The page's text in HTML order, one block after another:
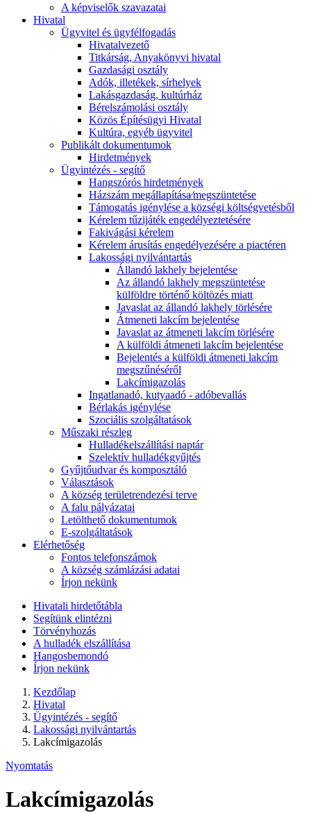
A képviselők szavazatai
Hivatal
Ügyvitel és ügyfélfogadás
Hivatalvezető
Titkárság, Anyakönyvi hivatal
Gazdasági osztály
Adók, illetékek, sírhelyek
Lakásgazdaság, kultúrház
Bérelszámolási osztály
Közös Építésügyi Hivatal
Kultúra, egyéb ügyvitel
Publikált dokumentumok
Hirdetmények
Ügyintézés - segítő
Hangszórós hirdetmények
Házszám megállapítása⁄megszüntetése
Támogatás igénylése a községi költségvetésből
Kérelem tűzijáték engedélyeztetésére
Fakivágási kérelem
Kérelem árusítás engedélyezésére a piactéren
Lakossági nyilvántartás
Állandó lakhely bejelentése
Az állandó lakhely megszüntetése
külföldre történő költözés miatt
Javaslat az állandó lakhely törlésére
Átmeneti lakcím bejelentése
Javaslat az átmeneti lakcím törlésére
A külföldi átmeneti lakcím bejelentése
Bejelentés a külföldi átmeneti lakcím
megszűnéséről
Lakcímigazolás
Ingatlanadó, kutyaadó - adóbevallás
Bérlakás igénylése
Szociális szolgáltatások
Műszaki részleg
Hulladékelszállítási naptár
Szelektív hulladékgyűjtés
Gyűjtőudvar és komposztáló
Választások
A község területrendezési terve
A falu pályázatai
Letölthető dokumentumok
E-szolgáltatások
Elérhetőség
Fontos telefonszámok
A község számlázási adatai
Írjon nekünk
Hivatali hirdetőtábla
Segítünk elintézni
Törvényhozás
A hulladék elszállítása
Hangosbemondó
Írjon nekünk
Kezdőlap
Hivatal
Ügyintézés - segítő
Lakossági nyilvántartás
Lakcímigazolás
Nyomtatás
Lakcímigazolás